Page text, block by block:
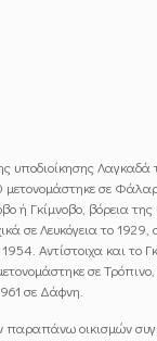
υποδιοίκησης Λαγκαδά
μετονομάστηκε σε
ή Γκίμνοβο, βόρεια
σε Λευκόγεια το
Αντίστοιχα και το
σε
σε Δάφνη.
οικισμών